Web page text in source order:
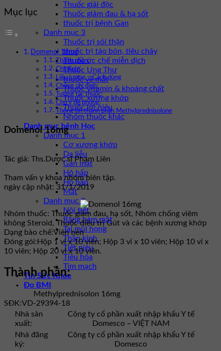
Thuốc giải độc
Thuốc giảm đau & hạ sốt
thuốc trị bệnh Gan
Danh mục 3
Thuốc trị sỏi thận
thuốc trị táo bón, tiêu chảy
Thuốc ức chế miễn dịch
Thuốc Ung Thư
thuốc về mắt
Thuốc vitamin & khoáng chất
Thuốc xương khớp
Thuốc lợi niệu
Nhóm thuốc khác
Danh mục bệnh Học
Danh mục 1
Cơ xương khớp
Da liễu
Gan mật
Hô hấp
Hô hấp
Mắt
Danh mục 2
Nội tiết
Răng hàm mặt
Tai mũi họng
Thần kinh
Tiết niệu
Tiêu hóa
Tim mạch
Tin Sức Khỏe
Đo BMI
Mục lục
Domenol 16mg
Thành phần:
Chỉ định:
Liều lượng – Cách dùng
Chống chỉ định:
Tương tác thuốc:
Chú ý đề phòng:
Thông tin thành phần Methylprednisolone
Domenol 16mg
Tác giả: Ths.Dược sĩ Phạm Liên
Tham vấn y khoa nhóm biên tập.
ngày cập nhật: 31/1/2019
Nhóm thuốc: Thuốc giảm đau, hạ sốt, Nhóm chống viêm
không Steroid, Thuốc điều trị Gút và các bệnh xương khớp
Dạng bào chế:Viên nén
Đóng gói: Hộp 1 vỉ x 10 viên; Hộp 3 vỉ x 10 viên; Hộp 10 vỉ x
10 viên; Hộp 20 vỉ x 10 viên.
Thành phần:
Methylprednisolon 16mg
SĐK:VD-29394-18
Nhà sản
xuất:
Công ty cổ phần xuất nhập khẩu Y tế
Domesco – VIỆT NAM
Nhà đăng
ký:
Công ty cổ phần xuất nhập khẩu Y tế
Domesco